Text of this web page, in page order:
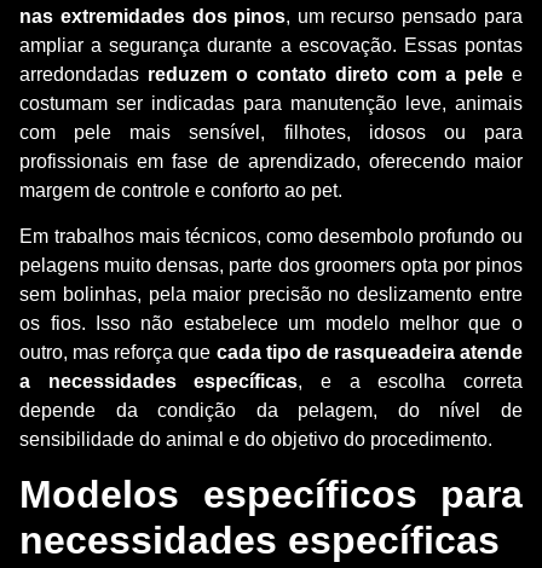
nas extremidades dos pinos, um recurso pensado para
ampliar a segurança durante a escovação. Essas pontas
arredondadas reduzem o contato direto com a pelee
costumam ser indicadas para manutenção leve, animais
com pele mais sensível, filhotes, idosos ou para
profissionais em fase de aprendizado, oferecendo maior
margem de controle e conforto ao pet.
Em trabalhos mais técnicos, como desembolo profundo ou
pelagens muito densas, parte dos groomers opta por pinos
sem bolinhas, pela maior precisão no deslizamento entre
os fios. Isso não estabelece um modelo melhor que o
outro, mas reforça que cada tipo de rasqueadeira atende
a necessidades específicas, e a escolha correta
depende da condição da pelagem, do nível de
sensibilidade do animal e do objetivo do procedimento.
Modelos específicos para
necessidades específicas